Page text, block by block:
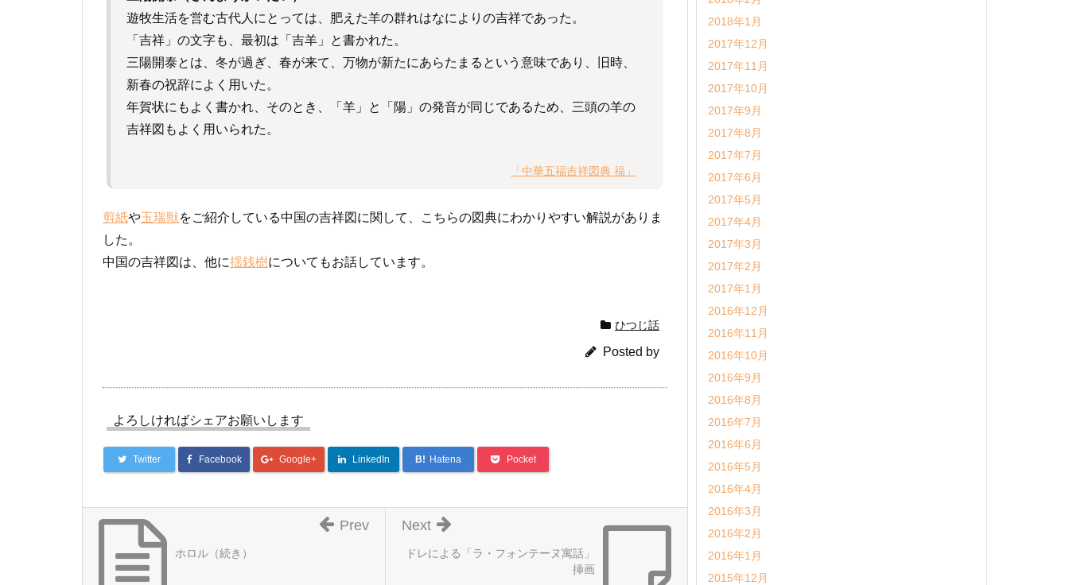
遊牧生活を営む古代人にとっては、肥えた羊の群れはなによりの吉祥であった。
「吉祥」の文字も、最初は「吉羊」と書かれた。
三陽開泰とは、冬が過ぎ、春が来て、万物が新たにあらたまるという意味であり、旧時、
新春の祝辞によく用いた。
年賀状にもよく書かれ、そのとき、「羊」と「陽」の発音が同じであるため、三頭の羊の
吉祥図もよく用いられた。
「中華五福吉祥図典 福」
剪紙や玉瑞獣をご紹介している中国の吉祥図に関して、こちらの図典にわかりやすい解説がありま
した。
中国の吉祥図は、他に揺銭樹についてもお話しています。
ひつじ話
Posted by
よろしければシェアお願いします
Twitter Facebook Google+ LinkedIn B! Hatena Pocket
ドレによる「ラ・フォンテーヌ寓話」
挿画
Next
ホロル（続き）
Prev
2018年1月
2017年12月
2017年11月
2017年10月
2017年9月
2017年8月
2017年7月
2017年6月
2017年5月
2017年4月
2017年3月
2017年2月
2017年1月
2016年12月
2016年11月
2016年10月
2016年9月
2016年8月
2016年7月
2016年6月
2016年5月
2016年4月
2016年3月
2016年2月
2016年1月
2015年12月